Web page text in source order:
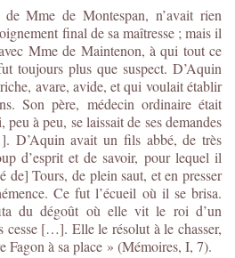
Mme de Montespan, n’avait rien
final de sa maîtresse ; mais il
Mme de Maintenon, à qui tout ce
toujours plus que suspect. D’Aquin
avare, avide, et qui voulait établir
Son père, médecin ordinaire était
à peu, se laissait de ses demandes
D’Aquin avait un fils abbé, de très
d’esprit et de savoir, pour lequel il
de] Tours, de plein saut, et en presser
Ce fut l’écueil où il se brisa.
du dégoût où elle vit le roi d’un
cesse […]. Elle le résolut à le chasser,
Fagon à sa place » (Mémoires, I, 7).